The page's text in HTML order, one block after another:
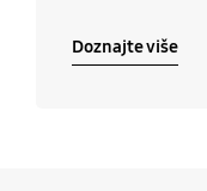
Doznajte više